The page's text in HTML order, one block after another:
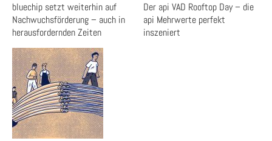
bluechip setzt weiterhin auf
Nachwuchsförderung – auch in
herausfordernden Zeiten
Der api VAD Rooftop Day – die
api Mehrwerte perfekt
inszeniert